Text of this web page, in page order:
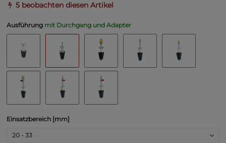
5 beobachten diesen Artikel
Ausführung mit Durchgang und Adapter
Einsatzbereich [mm]
20 - 33